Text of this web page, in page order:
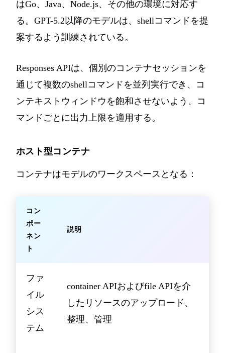
はGo、Java、Node.js、その他の環境に対応す
る。GPT-5.2以降のモデルは、shellコマンドを提
案するよう訓練されている。
Responses APIは、個別のコンテナセッションを
通じて複数のshellコマンドを並列実行でき、コ
ンテキストウィンドウを飽和させないよう、コ
マンドごとに出力上限を適用する。
ホスト型コンテナ
コンテナはモデルのワークスペースとなる：
コン
ポー
ネン
ト
説明
ファ
イル
シス
テム
container APIおよびfile APIを介
したリソースのアップロード、
整理、管理